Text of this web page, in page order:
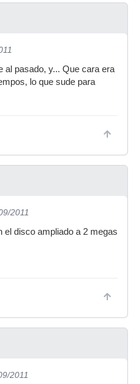
al pasado, y... Que cara era
lo que sude para
2011
el disco ampliado a 2 megas
2011